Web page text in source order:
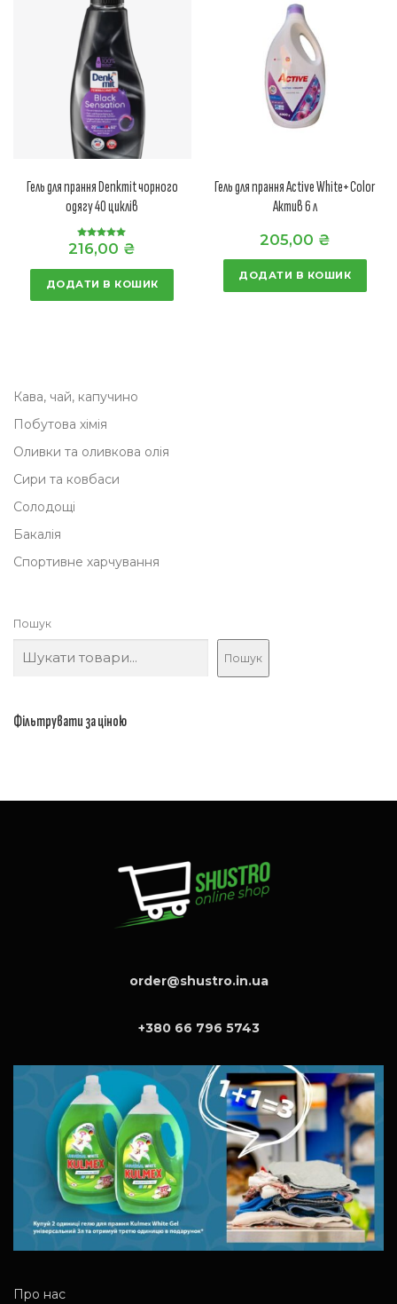
Гель для прання Denkmit чорного
одягу 40 циклів
Оцінено в
5.00
216,00 ₴
ДОДАТИ В КОШИК
Гель для прання Active White+Color
Актив 6 л
205,00 ₴
ДОДАТИ В КОШИК
Кава, чай, капучино
Побутова хімія
Оливки та оливкова олія
Сири та ковбаси
Солодощі
Бакалія
Спортивне харчування
Пошук
Пошук
Фільтрувати за ціною
order@shustro.in.ua
+380 66 796 5743
Про нас